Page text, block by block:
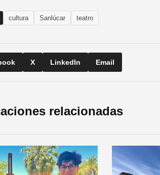
cultura Sanlúcar teatro
X LinkedIn Email
relacionadas